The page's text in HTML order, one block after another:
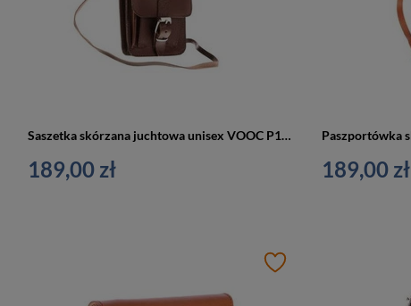
Saszetka skórzana juchtowa unisex VOOC P19 paszportówka na ramię mała brązowa
189,00 zł 189,00 zł